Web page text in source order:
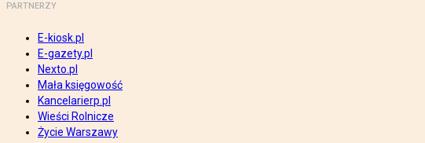
PARTNERZY
E-kiosk.pl
E-gazety.pl
Nexto.pl
Mała księgowość
Kancelarierp.pl
Wieści Rolnicze
Życie Warszawy